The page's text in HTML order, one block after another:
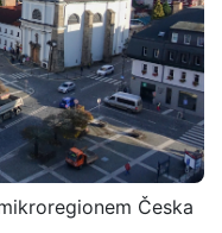
Česka